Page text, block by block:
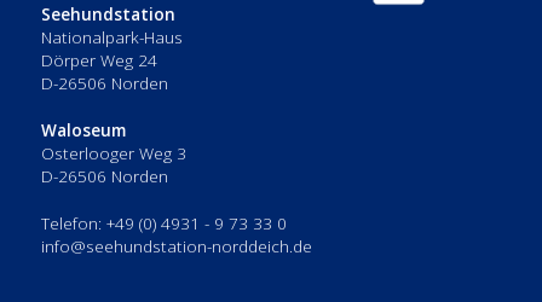
Seehundstation
Nationalpark-Haus
Dörper Weg 24
D-26506 Norden
Waloseum
Osterlooger Weg 3
D-26506 Norden
Telefon: +49 (0) 4931 - 9 73 33 0
info@seehundstation-norddeich.de